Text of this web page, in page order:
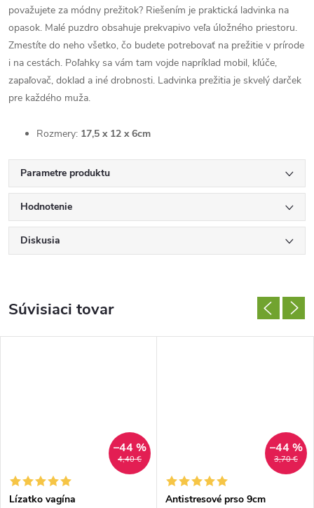
považujete za módny prežitok? Riešením je praktická ladvinka na
opasok. Malé puzdro obsahuje prekvapivo veľa úložného priestoru.
Zmestíte do neho všetko, čo budete potrebovať na prežitie v prírode
i na cestách. Poľahky sa vám tam vojde napríklad mobil, kľúče,
zapaľovač, doklad a iné drobnosti. Ladvinka prežitia je skvelý darček
pre každého muža.
Rozmery: 17,5 x 12 x 6cm
Parametre produktu
Hodnotenie
Diskusia
Súvisiaci tovar
4,40 €
–44 %
Lízatko vagína
3,70 €
–44 %
Antistresové prso 9cm